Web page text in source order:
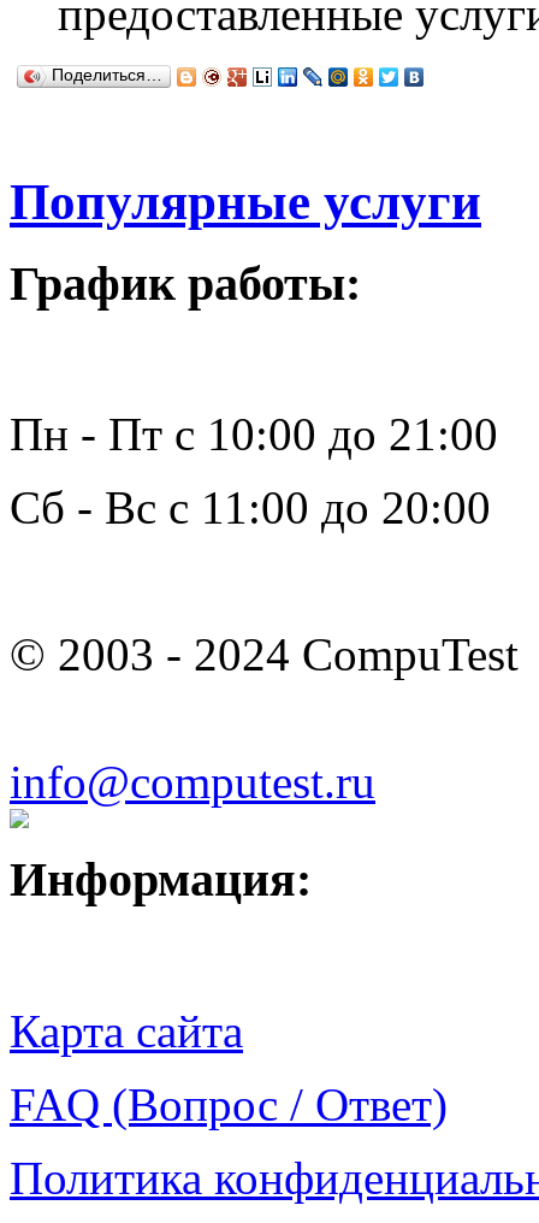
предоставленные
Поделиться…
Популярные услуги
График работы:
Пн - Пт с 10:00 до 21:00
Сб - Вс с 11:00 до 20:00
© 2003 - 2024 CompuTest
info@computest.ru
Информация:
Карта сайта
FAQ (Вопрос / Ответ)
Политика